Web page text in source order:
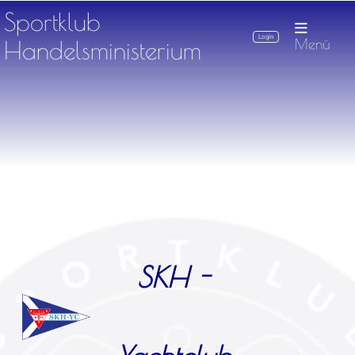
Sportklub
Handelsministerium
Login Menü
SKH -